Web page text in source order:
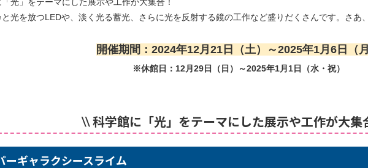
光を放つLEDや、淡く光る蓄光、さらに光を反射する鏡の工作など盛りだくさんです。さあ
開催期間：2024年12月21日（土）～2025年1月6日（月
※休館日：12月29日（日）～2025年1月1日（水・祝）
\\ 科学館に「光」をテーマにした展示や工作が大集
ーギャラクシースライム